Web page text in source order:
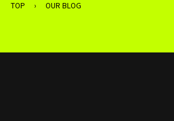
TOP › OUR BLOG